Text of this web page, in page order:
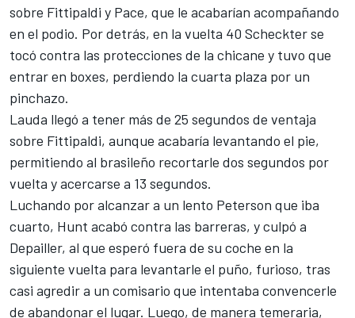
sobre Fittipaldi y Pace, que le acabarían acompañando
en el podio. Por detrás, en la vuelta 40 Scheckter se
tocó contra las protecciones de la chicane y tuvo que
entrar en boxes, perdiendo la cuarta plaza por un
pinchazo.
Lauda llegó a tener más de 25 segundos de ventaja
sobre Fittipaldi, aunque acabaría levantando el pie,
permitiendo al brasileño recortarle dos segundos por
vuelta y acercarse a 13 segundos.
Luchando por alcanzar a un lento Peterson que iba
cuarto, Hunt acabó contra las barreras, y culpó a
Depailler, al que esperó fuera de su coche en la
siguiente vuelta para levantarle el puño, furioso, tras
casi agredir a un comisario que intentaba convencerle
de abandonar el lugar. Luego, de manera temeraria,